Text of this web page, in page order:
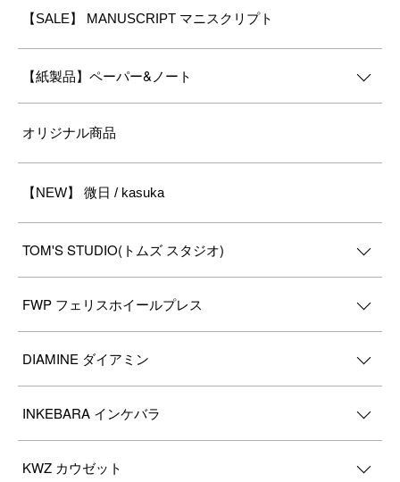
【SALE】 MANUSCRIPT マニスクリプト
【紙製品】ペーパー&ノート
オリジナル商品
【NEW】 微日 / kasuka
TOM'S STUDIO(トムズ スタジオ)
FWP フェリスホイールプレス
DIAMINE ダイアミン
INKEBARA インケバラ
KWZ カウゼット